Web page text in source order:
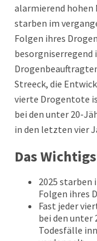
alarmierend hohen
starben im
Folgen ihres
besorgniserregend
Streeck, die
vierte Drogentote
bei den unter 20-
in den letzten vier
Das
2025 starben
Folgen ihres
Fast jeder
bei den unter
Todesfälle